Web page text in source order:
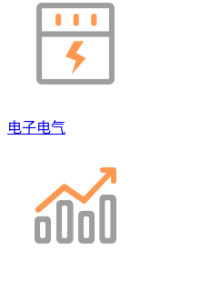
电子电气